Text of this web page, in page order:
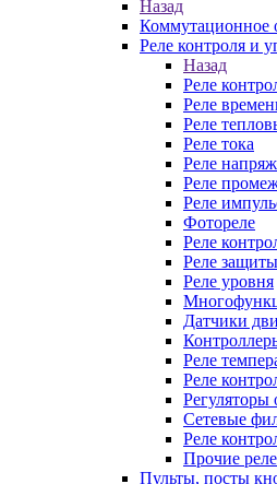
Назад
Коммутационное
Реле контроля и
Назад
Реле
Реле
Реле
Реле тока
Реле
Реле
Реле
Фотореле
Реле
Реле
Реле уровня
Датчики
Реле
Реле
Регуляторы
Сетевые
Реле
Прочие
Пульты, посты